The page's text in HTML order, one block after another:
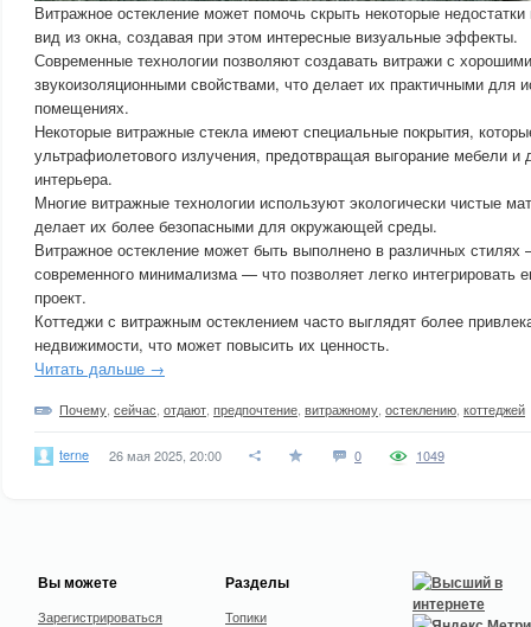
Витражное остекление может помочь скрыть некоторые
вид из окна, создавая при этом интересные визуальные эффекты.
Современные технологии позволяют создавать витражи с
звукоизоляционными свойствами, что делает их практичными для
помещениях.
Некоторые витражные стекла имеют специальные покрытия,
ультрафиолетового излучения, предотвращая выгорание мебели и
интерьера.
Многие витражные технологии используют экологически чистые
делает их более безопасными для окружающей среды.
Витражное остекление может быть выполнено в различных стилях
современного минимализма — что позволяет легко интегрировать
проект.
Коттеджи с витражным остеклением часто выглядят более
недвижимости, что может повысить их ценность.
Читать дальше →
Почему сейчас отдают предпочтение витражному остеклению коттеджей
terne 26 мая 2025, 20:00 0 1049
Вы можете
Зарегистрироваться
Разделы
Топики